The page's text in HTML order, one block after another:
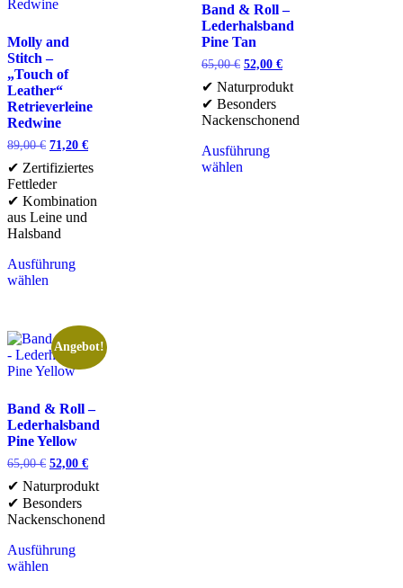
Molly and
Stitch –
„Touch of
Leather“
Retrieverleine
Redwine
89,00€ 71,20 €
✔ Zertifiziertes
Fettleder
✔ Kombination
aus Leine und
Halsband
Ausführung
wählen
Band & Roll –
Lederhalsband
Pine Tan
65,00€ 52,00 €
✔ Naturprodukt
✔ Besonders
Nackenschonend
Ausführung
wählen
Angebot!
Band & Roll –
Lederhalsband
Pine Yellow
65,00€ 52,00 €
✔ Naturprodukt
✔ Besonders
Nackenschonend
Ausführung
wählen